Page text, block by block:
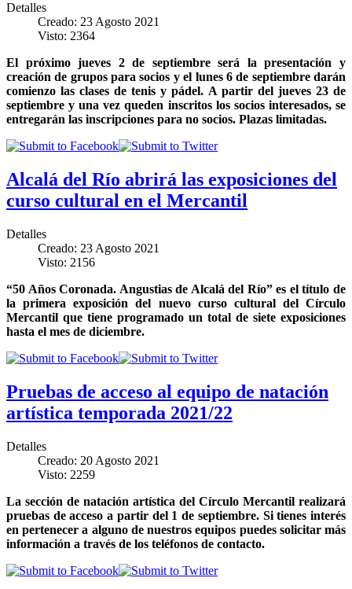
Detalles
Creado: 23 Agosto 2021
Visto: 2364
El próximo jueves 2 de septiembre será la presentación y
creación de grupos para socios y el lunes 6 de septiembre darán
comienzo las clases de tenis y pádel. A partir del jueves 23 de
septiembre y una vez queden inscritos los socios interesados, se
entregarán las inscripciones para no socios. Plazas limitadas.
Alcalá del Río abrirá las exposiciones del
curso cultural en el Mercantil
Detalles
Creado: 23 Agosto 2021
Visto: 2156
“50 Años Coronada. Angustias de Alcalá del Río” es el título de
la primera exposición del nuevo curso cultural del Círculo
Mercantil que tiene programado un total de siete exposiciones
hasta el mes de diciembre.
Pruebas de acceso al equipo de natación
artística temporada 2021/22
Detalles
Creado: 20 Agosto 2021
Visto: 2259
La sección de natación artística del Círculo Mercantil realizará
pruebas de acceso a partir del 1 de septiembre. Si tienes interés
en pertenecer a alguno de nuestros equipos puedes solicitar más
información a través de los teléfonos de contacto.